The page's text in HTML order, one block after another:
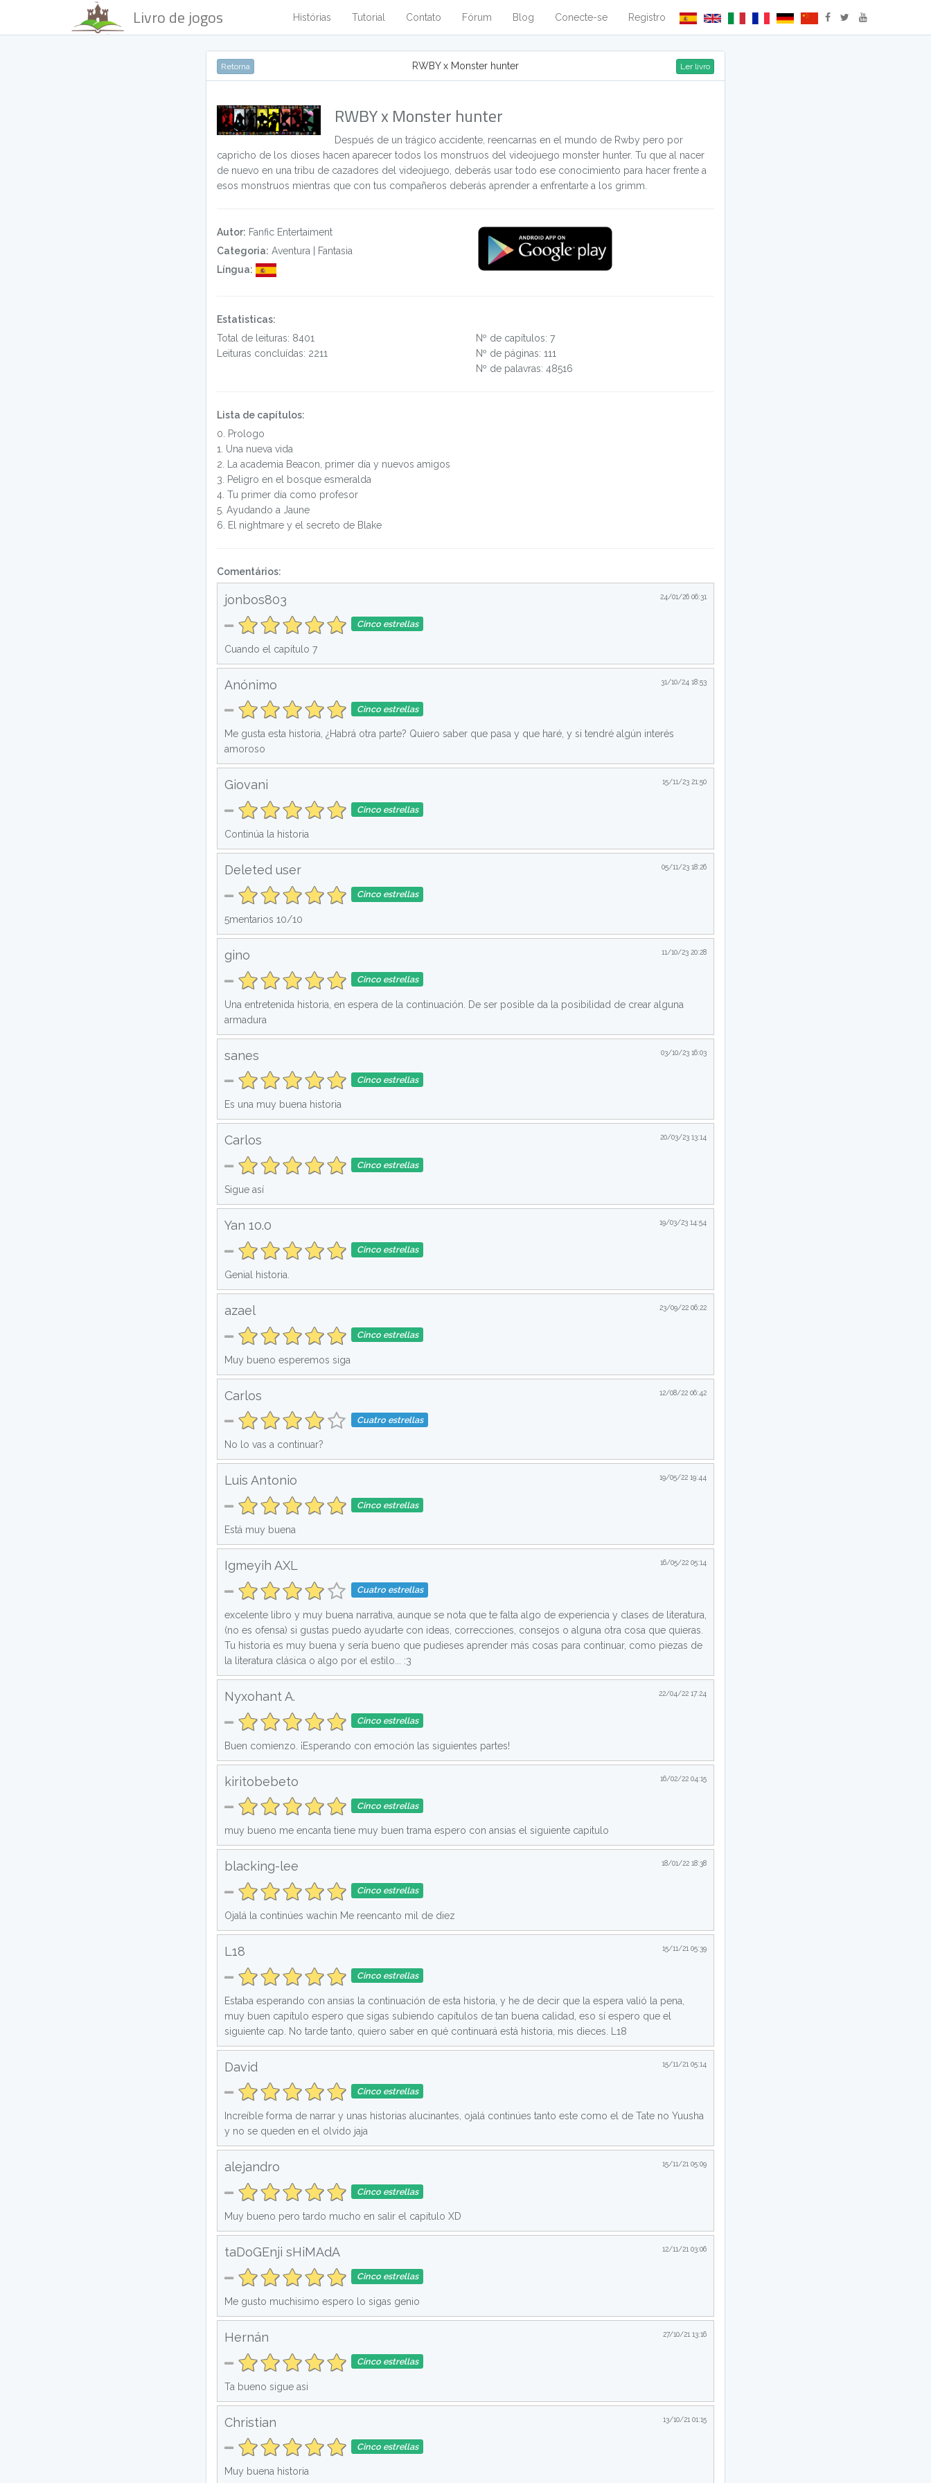
Livro de jogos Histórias Tutorial Contato Fórum Blog Conecte-se Registro
Retorna RWBY x Monster hunter Ler livro
RWBY x Monster hunter
Después de un trágico accidente, reencarnas en el mundo de Rwby pero por
capricho de los dioses hacen aparecer todos los monstruos del videojuego monster hunter. Tu que al nacer
de nuevo en una tribu de cazadores del videojuego, deberás usar todo ese conocimiento para hacer frente a
esos monstruos mientras que con tus compañeros deberás aprender a enfrentarte a los grimm.
Autor: Fanfic Entertaiment
Categoria: Aventura
Fantasia
Língua:
Estatisticas:
Total de leituras: 8401
Leituras concluídas: 2211
Nº de capítulos: 7
Nº de páginas: 111
Nº de palavras: 48516
Lista de capítulos:
0
Prologo
1
Una nueva vida
2
La academia Beacon, primer día y nuevos amigos
3
Peligro en el bosque esmeralda
4 Tu primer día como profesor
5 Ayudando a Jaune
6
El nightmare y el secreto de Blake
Comentários:
24/01/26 06:31
jonbos803
Cinco estrellas
Cuando el capitulo 7
31/10/24 18:53
Anónimo
Cinco estrellas
Me gusta esta historia, ¿Habrá otra parte? Quiero saber que pasa y que haré, y si tendré algún interés
amoroso
15/11/23 21:50
Giovani
Cinco estrellas
Continúa la historia
05/11/23 18:26
Deleted user
Cinco estrellas
5mentarios 10/10
11/10/23 20:28
gino
Cinco estrellas
Una entretenida historia, en espera de la continuación. De ser posible da la posibilidad de crear alguna
armadura
03/10/23 16:03
sanes
Cinco estrellas
Es una muy buena historia
20/03/23 13:14
Carlos
Cinco estrellas
Sigue así
19/03/23 14:54
Yan 10.0
Cinco estrellas
Genial historia.
23/09/22 06:22
azael
Cinco estrellas
Muy bueno esperemos siga
12/08/22 06:42
Carlos
Cuatro estrellas
No lo vas a continuar?
19/05/22 19:44
Luis Antonio
Cinco estrellas
Está muy buena
16/05/22 05:14
Igmeyih AXL
Cuatro estrellas
excelente libro y muy buena narrativa, aunque se nota que te falta algo de experiencia y clases de literatura,
(no es ofensa) si gustas puedo ayudarte con ideas, correcciones, consejos o alguna otra cosa que quieras.
Tu historia es muy buena y sería bueno que pudieses aprender más cosas para continuar, como piezas de
la literatura clásica o algo por el estilo... :3
22/04/22 17:24
Nyxohant A.
Cinco estrellas
Buen comienzo. ¡Esperando con emoción las siguientes partes!
16/02/22 04:15
kiritobebeto
Cinco estrellas
muy bueno me encanta tiene muy buen trama espero con ansias el siguiente capitulo
18/01/22 18:38
blacking-lee
Cinco estrellas
Ojalá la continúes wachin Me reencanto mil de diez
15/11/21 05:39
L18
Cinco estrellas
Estaba esperando con ansias la continuación de esta historia, y he de decir que la espera valió la pena,
muy buen capítulo espero que sigas subiendo capítulos de tan buena calidad, eso sí espero que el
siguiente cap. No tarde tanto, quiero saber en qué continuará está historia, mis dieces. L18
15/11/21 05:14
David
Cinco estrellas
Increíble forma de narrar y unas historias alucinantes, ojalá continúes tanto este como el de Tate no Yuusha
y no se queden en el olvido jaja
15/11/21 05:09
alejandro
Cinco estrellas
Muy bueno pero tardo mucho en salir el capitulo XD
12/11/21 03:06
taDoGEnji sHiMAdA
Cinco estrellas
Me gusto muchisimo espero lo sigas genio
27/10/21 13:16
Hernán
Cinco estrellas
Ta bueno sigue asi
13/10/21 01:15
Christian
Cinco estrellas
Muy buena historia